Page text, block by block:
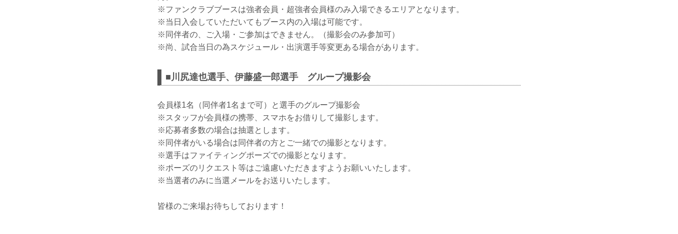
※ファンクラブブースは強者会員・超強者会員様のみ入場できるエリアとなります。
※当日入会していただいてもブース内の入場は可能です。
※同伴者の、ご入場・ご参加はできません。（撮影会のみ参加可）
※尚、試合当日の為スケジュール・出演選手等変更ある場合があります。
■川尻達也選手、伊藤盛一郎選手 グループ撮影会
会員様1名（同伴者1名まで可）と選手のグループ撮影会
※スタッフが会員様の携帯、スマホをお借りして撮影します。
※応募者多数の場合は抽選とします。
※同伴者がいる場合は同伴者の方とご一緒での撮影となります。
※選手はファイティングポーズでの撮影となります。
※ポーズのリクエスト等はご遠慮いただきますようお願いいたします。
※当選者のみに当選メールをお送りいたします。
皆様のご来場お待ちしております！